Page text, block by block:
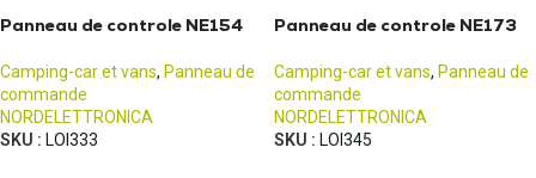
Panneau de controle NE154
Camping-car et vans, Panneau de
commande
NORDELETTRONICA
SKU : LOI333
Panneau de controle NE173
Camping-car et vans, Panneau de
commande
NORDELETTRONICA
SKU : LOI345